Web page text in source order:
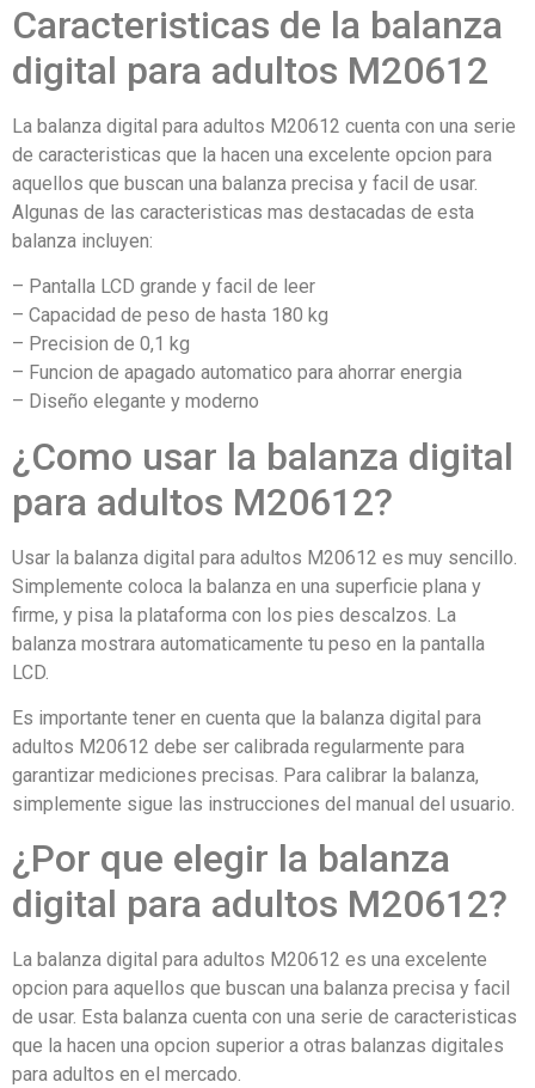
Caracteristicas de la balanza
digital para adultos M20612
La balanza digital para adultos M20612 cuenta con una serie
de caracteristicas que la hacen una excelente opcion para
aquellos que buscan una balanza precisa y facil de usar.
Algunas de las caracteristicas mas destacadas de esta
balanza incluyen:
– Pantalla LCD grande y facil de leer
– Capacidad de peso de hasta 180 kg
– Precision de 0,1 kg
– Funcion de apagado automatico para ahorrar energia
– Diseño elegante y moderno
¿Como usar la balanza digital
para adultos M20612?
Usar la balanza digital para adultos M20612 es muy sencillo.
Simplemente coloca la balanza en una superficie plana y
firme, y pisa la plataforma con los pies descalzos. La
balanza mostrara automaticamente tu peso en la pantalla
LCD.
Es importante tener en cuenta que la balanza digital para
adultos M20612 debe ser calibrada regularmente para
garantizar mediciones precisas. Para calibrar la balanza,
simplemente sigue las instrucciones del manual del usuario.
¿Por que elegir la balanza
digital para adultos M20612?
La balanza digital para adultos M20612 es una excelente
opcion para aquellos que buscan una balanza precisa y facil
de usar. Esta balanza cuenta con una serie de caracteristicas
que la hacen una opcion superior a otras balanzas digitales
para adultos en el mercado.